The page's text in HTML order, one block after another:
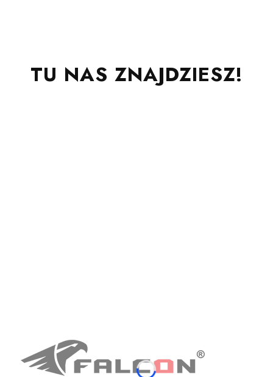
TU NAS ZNAJDZIESZ!